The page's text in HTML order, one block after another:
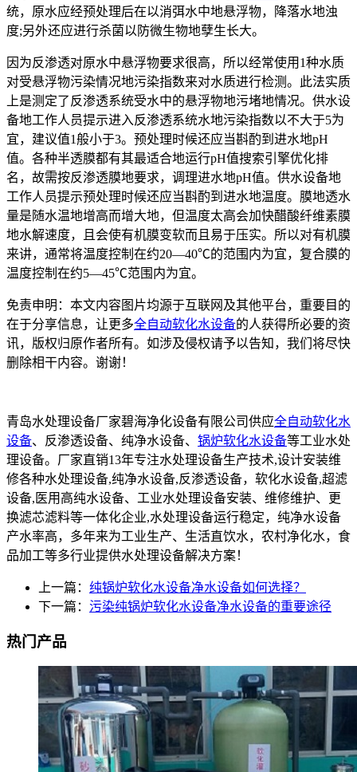
统，原水应经预处理后在以消弭水中地悬浮物，降落水地浊
度;另外还应进行杀菌以防微生物地孽生长大。
因为反渗透对原水中悬浮物要求很高，所以经常使用1种水质
对受悬浮物污染情况地污染指数来对水质进行检测。此法实质
上是测定了反渗透系统受水中的悬浮物地污堵地情况。供水设
备地工作人员提示进入反渗透系统水地污染指数以不大于5为
宜，建议值1般小于3。预处理时候还应当斟酌到进水地pH
值。各种半透膜都有其最适合地运行pH值搜索引擎优化排
名，故需按反渗透膜地要求，调理进水地pH值。供水设备地
工作人员提示预处理时候还应当斟酌到进水地温度。膜地透水
量是随水温地增高而增大地，但温度太高会加快醋酸纤维素膜
地水解速度，且会使有机膜变软而且易于压实。所以对有机膜
来讲，通常将温度控制在约20—40℃的范围内为宜，复合膜的
温度控制在约5—45℃范围内为宜。
免责申明：本文内容图片均源于互联网及其他平台，重要目的
在于分享信息，让更多全自动软化水设备的人获得所必要的资
讯，版权归原作者所有。如涉及侵权请予以告知，我们将尽快
删除相干内容。谢谢！
青岛水处理设备厂家碧海净化设备有限公司供应全自动软化水
设备、反渗透设备、纯净水设备、 锅炉软化水设备等工业水处
理设备。厂家直销13年专注水处理设备生产技术,设计安装维
修各种水处理设备,纯净水设备,反渗透设备，软化水设备,超滤
设备,医用高纯水设备、工业水处理设备安装、维修维护、更
换滤芯滤料等一体化企业,水处理设备运行稳定，纯净水设备
产水率高，多年来为工业生产、生活直饮水，农村净化水，食
品加工等多行业提供水处理设备解决方案！
上一篇： 纯锅炉软化水设备净水设备如何选择？
下一篇： 污染纯锅炉软化水设备净水设备的重要途径
热门产品